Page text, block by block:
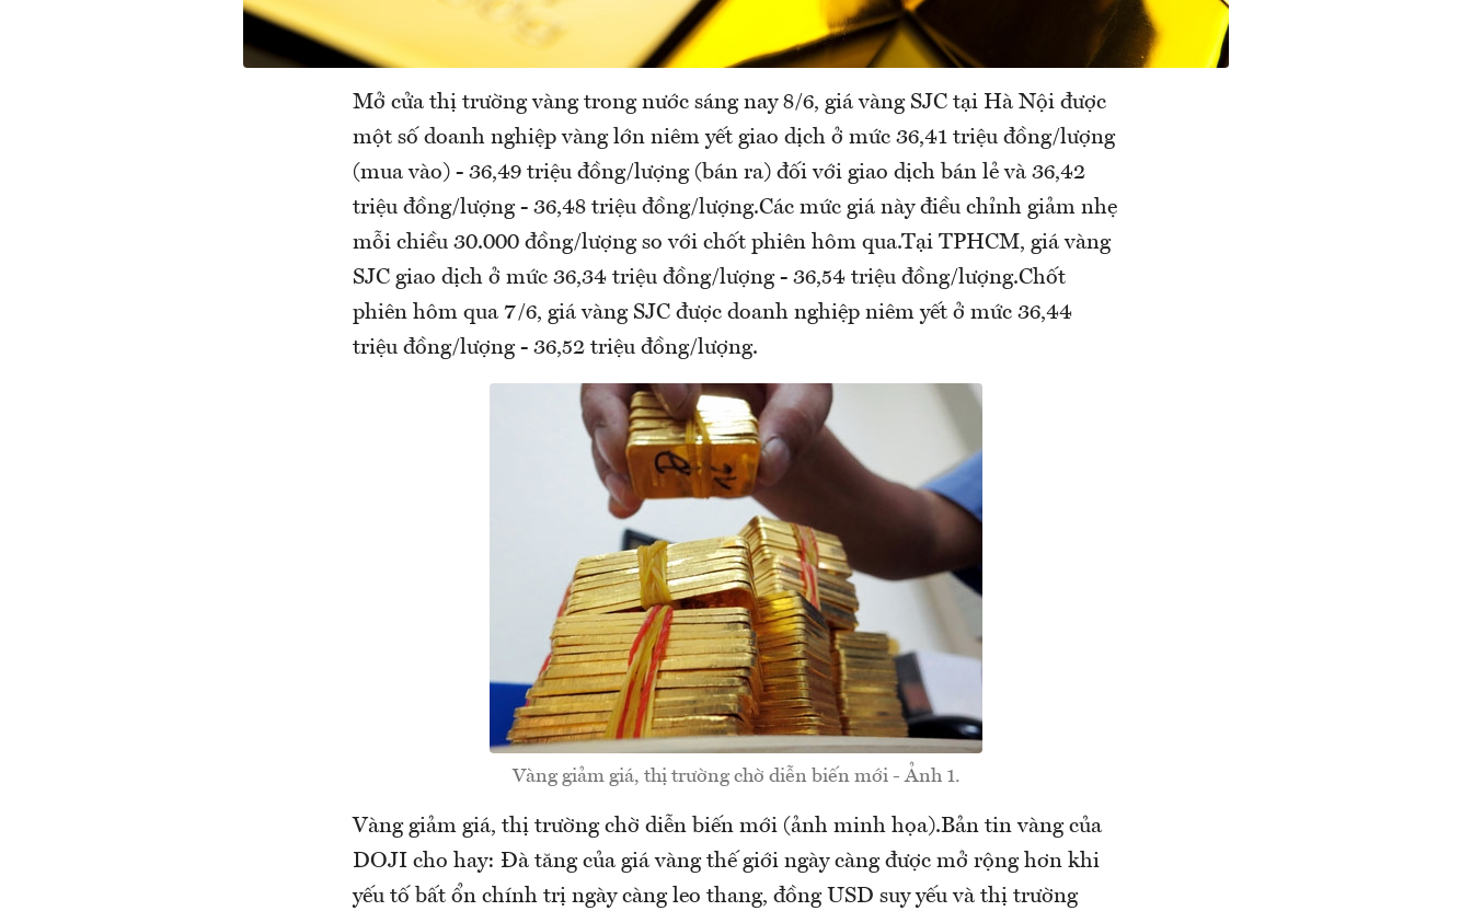
Mở cửa thị trường vàng trong nước sáng nay 8/6, giá vàng SJC tại Hà Nội được
một số doanh nghiệp vàng lớn niêm yết giao dịch ở mức 36,41 triệu đồng/lượng
(mua vào) - 36,49 triệu đồng/lượng (bán ra) đối với giao dịch bán lẻ và 36,42
triệu đồng/lượng - 36,48 triệu đồng/lượng.Các mức giá này điều chỉnh giảm nhẹ
mỗi chiều 30.000 đồng/lượng so với chốt phiên hôm qua.Tại TPHCM, giá vàng
SJC giao dịch ở mức 36,34 triệu đồng/lượng - 36,54 triệu đồng/lượng.Chốt
phiên hôm qua 7/6, giá vàng SJC được doanh nghiệp niêm yết ở mức 36,44
triệu đồng/lượng - 36,52 triệu đồng/lượng.
Vàng giảm giá, thị trường chờ diễn biến mới - Ảnh 1.
Vàng giảm giá, thị trường chờ diễn biến mới (ảnh minh họa).Bản tin vàng của
DOJI cho hay: Đà tăng của giá vàng thế giới ngày càng được mở rộng hơn khi
yếu tố bất ổn chính trị ngày càng leo thang, đồng USD suy yếu và thị trường